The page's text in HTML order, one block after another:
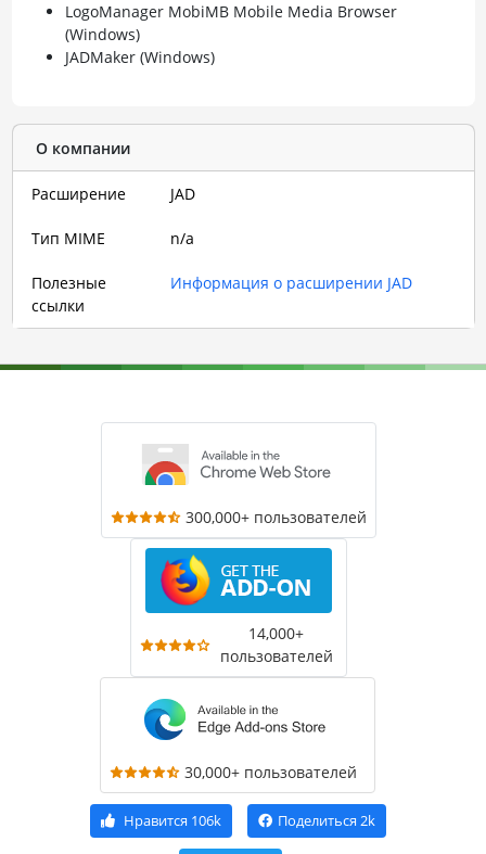
LogoManager MobiMB Mobile Media Browser
(Windows)
JADMaker (Windows)
О компании
Расширение JAD
Тип MIME n/a
Полезные
ссылки
Информация о расширении JAD
300,000+ пользователей
14,000+
пользователей
30,000+ пользователей
Нравится 106k Поделиться 2k